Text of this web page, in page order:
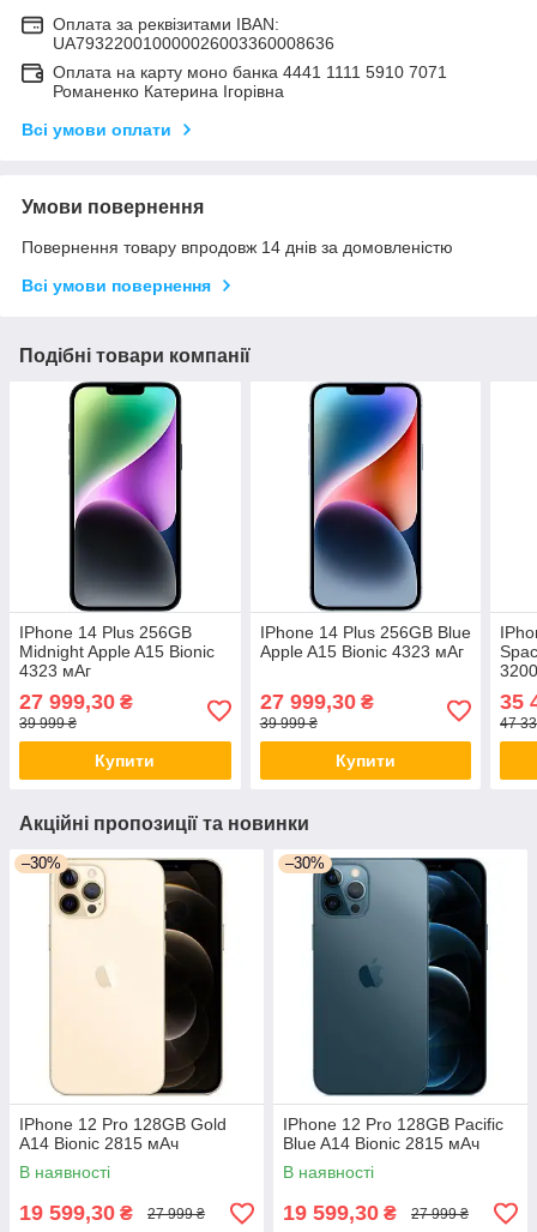
Оплата за реквізитами IBAN:
UA793220010000026003360008636
Оплата на карту моно банка 4441 1111 5910 7071
Романенко Катерина Ігорівна
Всі умови оплати
Умови повернення
Повернення товару впродовж 14 днів за домовленістю
Всі умови повернення
Подібні товари компанії
IPhone 14 Plus 256GB
Midnight Apple A15 Bionic
4323 мАг
27 999,30 ₴
39 999 ₴
Купити
IPhone 14 Plus 256GB Blue
Apple A15 Bionic 4323 мАг
27 999,30₴
39 999 ₴
Купити
35
47
Акційні пропозиції та новинки
–30%
IPhone 12 Pro 128GB Gold
A14 Bionic 2815 мАч
В наявності
19 599,30 ₴ 27 999 ₴
–30%
IPhone 12 Pro 128GB Pacific
Blue A14 Bionic 2815 мАч
В наявності
19 599,30 ₴ 27 999 ₴